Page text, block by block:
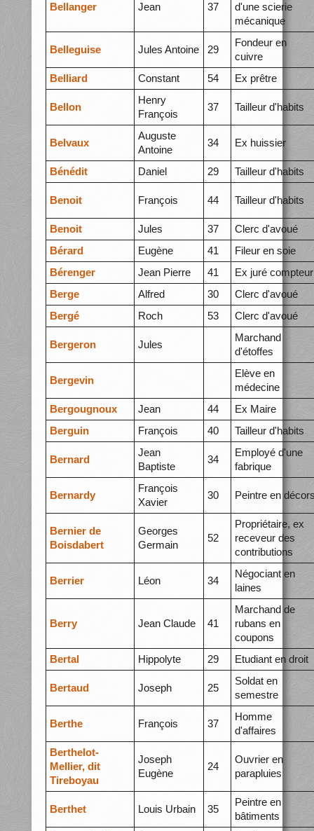
Bellanger Jean 37
d'une scierie
mécanique
Belleguise Jules Antoine 29
Fondeur en
cuivre
Belliard
Constant 54 Ex prêtre
Bellon
Henry
François
37 Tailleur d'habits
Belvaux
Auguste
Antoine
34 Ex huissier
Bénédit Daniel 29 Tailleur d'habits
Benoit François 44 Tailleur d'habits
Benoit Jules 37
Clerc d'avoué
Bérard
Eugène 41
Fileur en soie
Bérenger
Jean Pierre 41
Ex juré compteur
Berge
Alfred 30
Clerc d'avoué
Bergé
Roch 53 Clerc d'avoué
Bergeron Jules
Marchand
d'étoffes
Bergevin
Elève en
médecine
Bergougnoux
Jean 44
Ex Maire
Berguin
François 40 Tailleur d'habits
Bernard
Jean
Baptiste
34
Employé d'une
fabrique
Bernardy
François
Xavier
30 Peintre en
Bernier de
Boisdabert
Georges
Germain
52
Propriétaire, ex
receveur des
contributions
Berrier Léon 34
Négociant en
laines
Berry Jean Claude 41
Marchand de
rubans en
coupons
Bertal
Hippolyte 29 Etudiant en droit
Bertaud Joseph 25
Soldat en
semestre
Berthe François 37
Homme
d'affaires
Berthelot-
Mellier, dit
Tireboyau
Joseph
Eugène
24
Ouvrier en
parapluies
Berthet Louis Urbain 35
Peintre en
bâtiments